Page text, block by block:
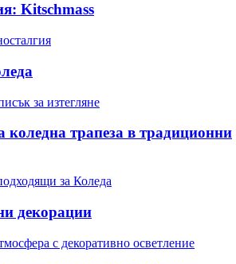
Kitschmass
за изтегляне
коледна трапеза в традиционни
за Коледа
декорации
с декоративно осветление